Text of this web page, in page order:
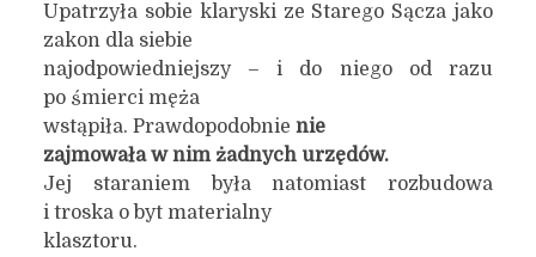
Upatrzyła sobie klaryski ze Starego Sącza jako
zakon dla siebie
najodpowiedniejszy – i do niego od razu
po śmierci męża
wstąpiła. Prawdopodobnie nie
zajmowała w nim żadnych urzędów.
Jej staraniem była natomiast rozbudowa
i troska o byt materialny
klasztoru.